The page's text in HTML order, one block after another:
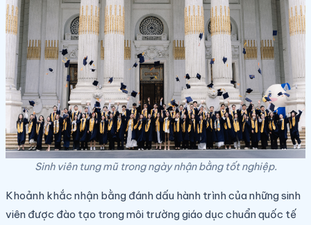
Sinh viên tung mũ trong ngày nhận bằng tốt nghiệp.
Khoảnh khắc nhận bằng đánh dấu hành trình của những sinh
viên được đào tạo trong môi trường giáo dục chuẩn quốc tế